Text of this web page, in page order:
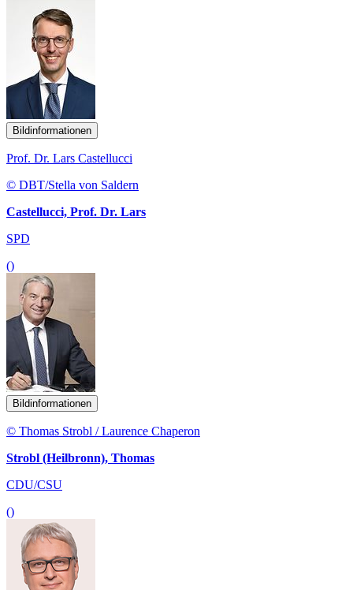
Bildinformationen
Prof. Dr. Lars Castellucci
© DBT/Stella von Saldern
Castellucci, Prof. Dr. Lars
SPD
()
Bildinformationen
© Thomas Strobl / Laurence Chaperon
Strobl (Heilbronn), Thomas
CDU/CSU
()